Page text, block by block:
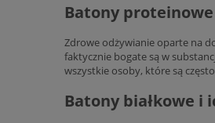
Batony
Zdrowe odżywianie oparte na
faktycznie bogate są w
wszystkie osoby, które są
Batony białkowe i